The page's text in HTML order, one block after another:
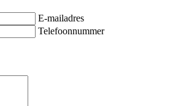
E-mailadres
Telefoonnummer